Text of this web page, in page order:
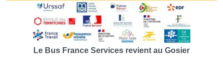
Le Bus France Services revient au Gosier